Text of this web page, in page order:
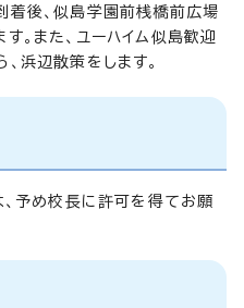
後、似島学園前桟橋前広場
。また、ユーハイム似島歓迎
浜辺散策をします。
予め校長に許可を得てお願